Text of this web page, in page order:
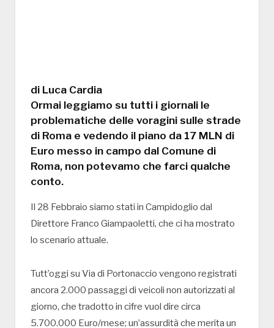
di Luca Cardia
Ormai leggiamo su tutti i giornali le
problematiche delle voragini sulle strade
di Roma e vedendo il piano da 17 MLN di
Euro messo in campo dal Comune di
Roma, non potevamo che farci qualche
conto.
Il 28 Febbraio siamo stati in Campidoglio dal
Direttore Franco Giampaoletti, che ci ha mostrato
lo scenario attuale.
Tutt’oggi su Via di Portonaccio vengono registrati
ancora 2.000 passaggi di veicoli non autorizzati al
giorno, che tradotto in cifre vuol dire circa
5.700.000 Euro/mese; un’assurdità che merita un